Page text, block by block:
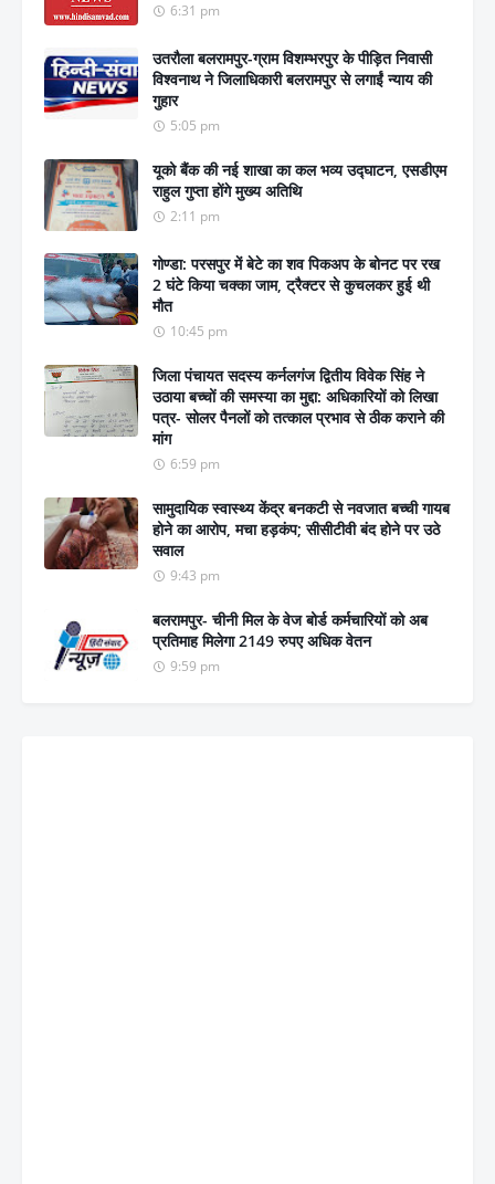
6:31 pm
उतरौला बलरामपुर-ग्राम विशम्भरपुर के पीड़ित निवासी
विश्वनाथ ने जिलाधिकारी बलरामपुर से लगाईं न्याय की
गुहार
5:05 pm
यूको बैंक की नई शाखा का कल भव्य उद्घाटन, एसडीएम
राहुल गुप्ता होंगे मुख्य अतिथि
2:11 pm
गोण्डा: परसपुर में बेटे का शव पिकअप के बोनट पर रख
2 घंटे किया चक्का जाम, ट्रैक्टर से कुचलकर हुई थी
मौत
10:45 pm
जिला पंचायत सदस्य कर्नलगंज द्वितीय विवेक सिंह ने
उठाया बच्चों की समस्या का मुद्दा: अधिकारियों को लिखा
पत्र- सोलर पैनलों को तत्काल प्रभाव से ठीक कराने की
मांग
6:59 pm
सामुदायिक स्वास्थ्य केंद्र बनकटी से नवजात बच्ची गायब
होने का आरोप, मचा हड़कंप; सीसीटीवी बंद होने पर उठे
सवाल
9:43 pm
बलरामपुर- चीनी मिल के वेज बोर्ड कर्मचारियों को अब
प्रतिमाह मिलेगा 2149 रुपए अधिक वेतन
9:59 pm